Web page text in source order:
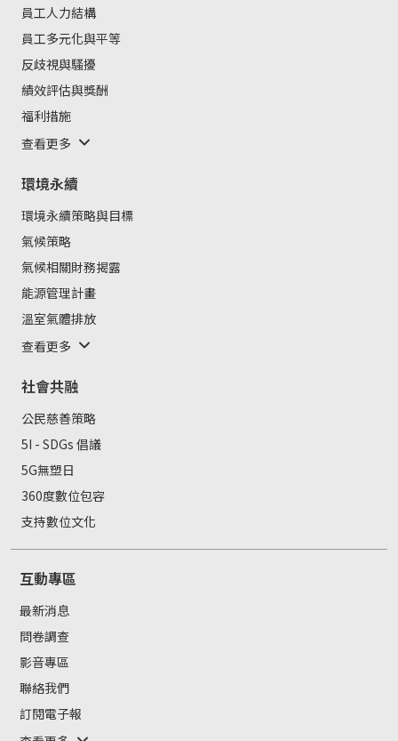
員工人力結構
員工多元化與平等
反歧視與騷擾
績效評估與獎酬
福利措施
查看更多
環境永續
環境永續策略與目標
氣候策略
氣候相關財務揭露
能源管理計畫
溫室氣體排放
查看更多
社會共融
公民慈善策略
5I - SDGs 倡議
5G無塑日
360度數位包容
支持數位文化
互動專區
最新消息
問卷調查
影音專區
聯絡我們
訂閱電子報